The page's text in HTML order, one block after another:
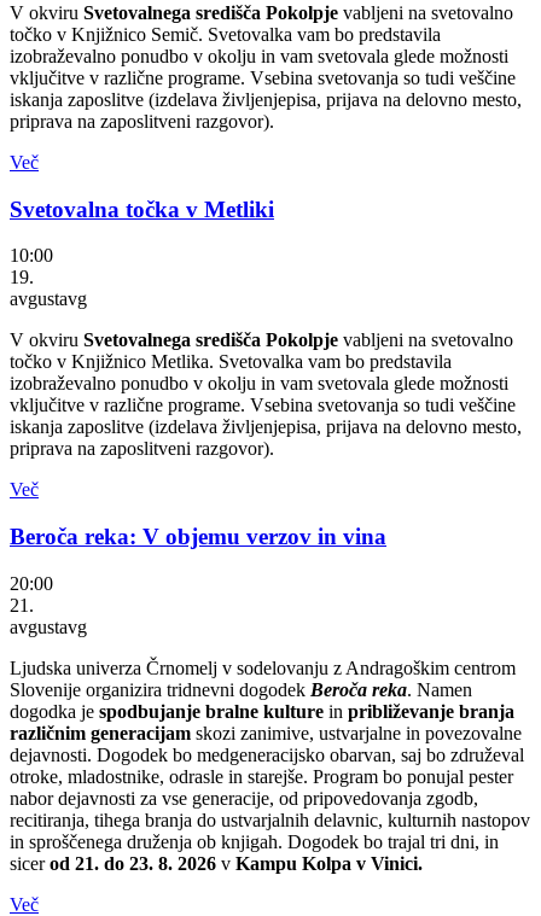
V okviru Svetovalnega središča Pokolpje vabljeni na svetovalno
točko v Knjižnico Semič. Svetovalka vam bo predstavila
izobraževalno ponudbo v okolju in vam svetovala glede možnosti
vključitve v različne programe. Vsebina svetovanja so tudi veščine
iskanja zaposlitve (izdelava življenjepisa, prijava na delovno mesto,
priprava na zaposlitveni razgovor).
Več
Svetovalna točka v Metliki
10:00
19.
avgustavg
V okviru Svetovalnega središča Pokolpje vabljeni na svetovalno
točko v Knjižnico Metlika. Svetovalka vam bo predstavila
izobraževalno ponudbo v okolju in vam svetovala glede možnosti
vključitve v različne programe. Vsebina svetovanja so tudi veščine
iskanja zaposlitve (izdelava življenjepisa, prijava na delovno mesto,
priprava na zaposlitveni razgovor).
Več
Beroča reka: V objemu verzov in vina
20:00
21.
avgustavg
Ljudska univerza Črnomelj v sodelovanju z Andragoškim centrom
Slovenije organizira tridnevni dogodek Beroča reka. Namen
dogodka je spodbujanje bralne kulture in približevanje branja
različnim generacijam skozi zanimive, ustvarjalne in povezovalne
dejavnosti. Dogodek bo medgeneracijsko obarvan, saj bo združeval
otroke, mladostnike, odrasle in starejše. Program bo ponujal pester
nabor dejavnosti za vse generacije, od pripovedovanja zgodb,
recitiranja, tihega branja do ustvarjalnih delavnic, kulturnih nastopov
in sproščenega druženja ob knjigah. Dogodek bo trajal tri dni, in
sicerod 21. do 23. 8. 2026 v Kampu Kolpa v Vinici.
Več